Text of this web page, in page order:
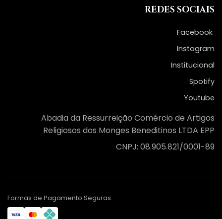
REDES SOCIAIS
Facebook
Instagram
Institucional
Spotify
Youtube
Abadia da Ressurreição Comércio de Artigos
Religiosos dos Monges Beneditinos LTDA EPP
CNPJ: 08.905.821/0001-89
Formas de Pagamento Seguras: